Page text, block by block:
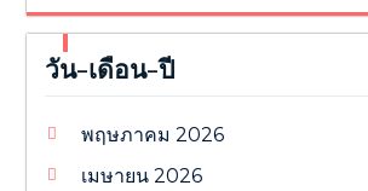
วัน-เดือน-ปี
พฤษภาคม 2026
เมษายน 2026